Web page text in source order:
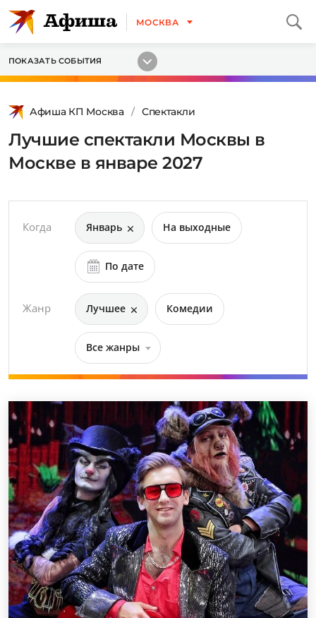
МОСКВА
ПОКАЗАТЬ СОБЫТИЯ
Афиша КП Москва Спектакли
Лучшие спектакли Москвы в
Москве в январе 2027
Когда Январь На выходные
По дате
Жанр Лучшее Комедии
Все жанры